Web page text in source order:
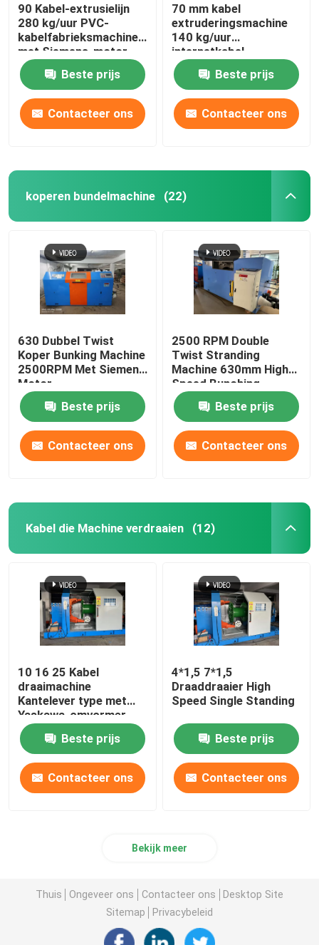
90 Kabel-extrusielijn
280 kg/uur PVC-
kabelfabrieksmachine
met Siemens-motor
Beste prijs
Contacteer ons
70 mm kabel
extruderingsmachine
140 kg/uur
internetkabel
productielijn
Beste prijs
Contacteer ons
koperen bundelmachine (22)
630 Dubbel Twist
Koper Bunking Machine
2500RPM Met Siemens
Motor
Beste prijs
Contacteer ons
2500 RPM Double
Twist Stranding
Machine 630mm High
Speed Bunching
Machine
Beste prijs
Contacteer ons
Kabel die Machine verdraaien (12)
10 16 25 Kabel
draaimachine
Kantelever type met
Yaskawa-omvormer
Beste prijs
Contacteer ons
4*1,5 7*1,5
Draaddraaier High
Speed Single Standing
Beste prijs
Contacteer ons
Bekijk meer
Thuis Ongeveer ons Contacteer ons
Desktop Site
Sitemap
Privacybeleid